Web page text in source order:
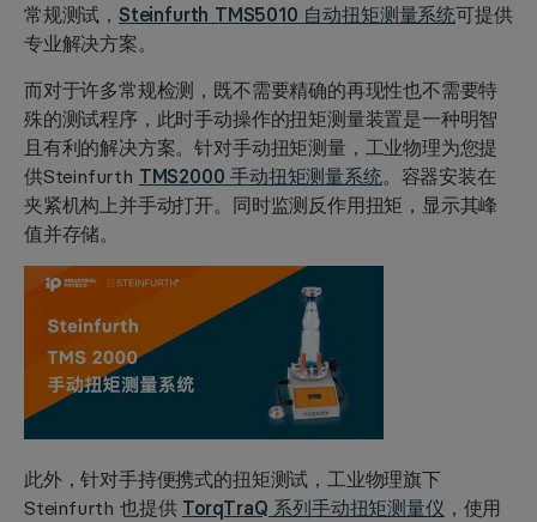
常规测试，Steinfurth TMS5010 自动扭矩测量系统可提供
专业解决方案。
而对于许多常规检测，既不需要精确的再现性也不需要特
殊的测试程序，此时手动操作的扭矩测量装置是一种明智
且有利的解决方案。针对手动扭矩测量，工业物理为您提
供Steinfurth TMS2000 手动扭矩测量系统。容器安装在
夹紧机构上并手动打开。同时监测 反作用扭矩 ，显示其峰
值并存储。
此外，针对手持便携式的扭矩测试 ，工业物理旗下
Steinfurth 也提供 TorqTraQ 系列手动扭矩测量仪 ，使用